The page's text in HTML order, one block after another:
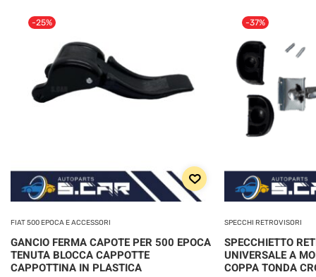
-25%
FIAT 500 EPOCA E ACCESSORI
GANCIO FERMA CAPOTE PER 500 EPOCA
TENUTA BLOCCA CAPPOTTE
CAPPOTTINA IN PLASTICA
-37%
SPECCHI RETROVISORI
SPECCHIETTO
UNIVERSALE A
COPPA TONDA